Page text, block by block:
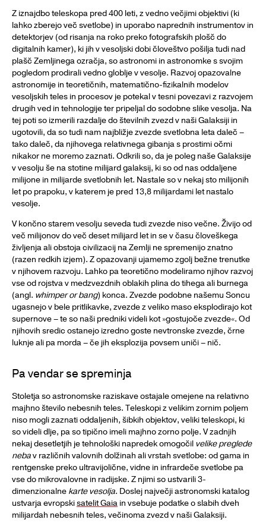
Z iznajdbo teleskopa pred 400 leti, z vedno večjimi objektivi (ki
lahko zberejo več svetlobe) in uporabo naprednih instrumentov in
detektorjev (od risanja na roko preko fotografskih plošč do
digitalnih kamer), ki jih v vesoljski dobi človeštvo pošilja tudi nad
plašč Zemljinega ozračja, so astronomi in astronomke s svojim
pogledom prodirali vedno globlje v vesolje. Razvoj opazovalne
astronomije in teoretičnih, matematično-fizikalnih modelov
vesoljskih teles in procesov je potekal v tesni povezavi z razvojem
drugih ved in tehnologije ter pripeljal do sodobne slike vesolja. Na
tej poti so izmerili razdalje do številnih zvezd v naši Galaksiji in
ugotovili, da so tudi nam najbližje zvezde svetlobna leta daleč –
tako daleč, da njihovega relativnega gibanja s prostimi očmi
nikakor ne moremo zaznati. Odkrili so, da je poleg naše Galaksije
v vesolju še na stotine milijard galaksij, ki so od nas oddaljene
milijone in milijarde svetlobnih let. Nastale so v nekaj sto milijonih
let po prapoku, v katerem je pred 13,8 milijardami let nastalo
vesolje.
V končno starem vesolju seveda tudi zvezde niso večne. Živijo od
več milijonov do več deset milijard let in se v času človeškega
življenja ali obstoja civilizacij na Zemlji ne spremenijo znatno
(razen redkih izjem). Z opazovanji ujamemo zgolj bežne trenutke
v njihovem razvoju. Lahko pa teoretično modeliramo njihov razvoj
vse od rojstva v medzvezdnih oblakih plina do tihega ali burnega
(angl. whimper or bang) konca. Zvezde podobne našemu Soncu
ugasnejo v bele pritlikavke, zvezde z veliko maso eksplodirajo kot
supernove – te so naši predniki videli kot »gostujoče zvezde«. Od
njihovih sredic ostanejo izredno goste nevtronske zvezde, črne
luknje ali pa morda – če jih eksplozija povsem uniči – nič.
Pa vendar se spreminja
Stoletja so astronomske raziskave ostajale omejene na relativno
majhno število nebesnih teles. Teleskopi z velikim zornim poljem
niso mogli zaznati oddaljenih, šibkih objektov, veliki teleskopi, ki
so videli dlje, pa so tipično imeli majhno zorno polje. V zadnjih
nekaj desetletjih je tehnološki napredek omogočil velike preglede
nebav različnih valovnih dolžinah ali vrstah svetlobe: od gama in
rentgenske preko ultravijolične, vidne in infrardeče svetlobe pa
vse do mikrovalovne in radijske. Z njimi so ustvarili 3-
dimenzionalne karte vesolja. Doslej največji astronomski katalog
ustvarja evropskisatelit Gaia in vsebuje podatke o slabih dveh
milijardah nebesnih teles, večinoma zvezd v naši Galaksiji.